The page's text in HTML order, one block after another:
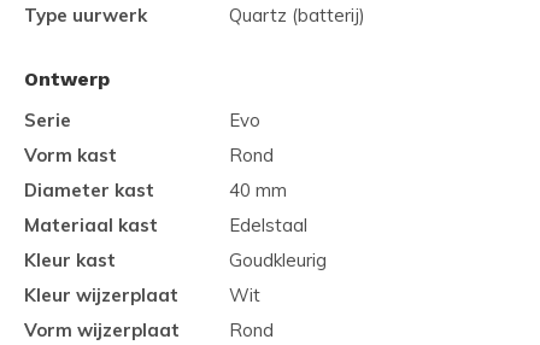
Type uurwerk
Quartz (batterij)
Ontwerp
Serie
Evo
Vorm kast
Rond
Diameter kast
40 mm
Materiaal kast
Edelstaal
Kleur kast
Goudkleurig
Kleur wijzerplaat
Wit
Vorm wijzerplaat
Rond